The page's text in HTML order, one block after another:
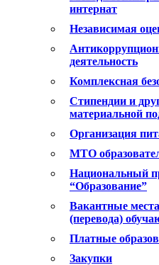
интернат
Независимая
деятельность
Комплексная
Стипендии и
материальной
Организация
МТО
Национальный
“Образование”
Вакантные
(перевода)
Платные
Закупки